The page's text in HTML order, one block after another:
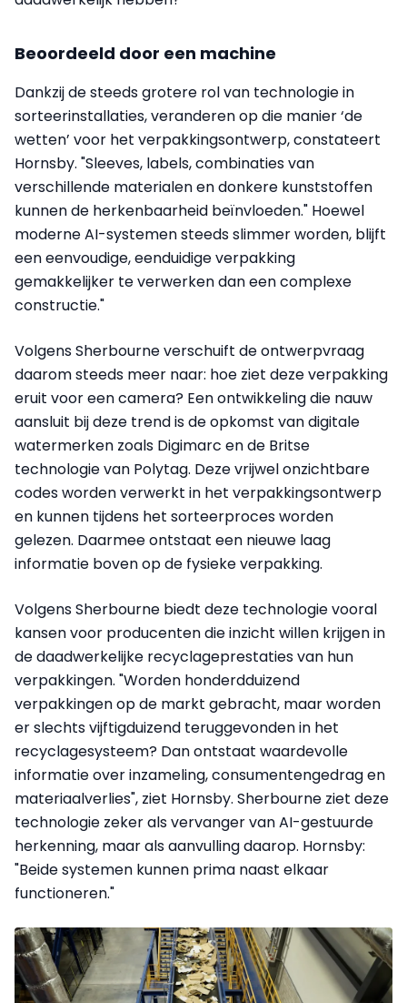
Beoordeeld door een machine
Dankzij de steeds grotere rol van technologie in
sorteerinstallaties, veranderen op die manier ‘de
wetten’ voor het verpakkingsontwerp, constateert
Hornsby. "Sleeves, labels, combinaties van
verschillende materialen en donkere kunststoffen
kunnen de herkenbaarheid beïnvloeden." Hoewel
moderne AI-systemen steeds slimmer worden, blijft
een eenvoudige, eenduidige verpakking
gemakkelijker te verwerken dan een complexe
constructie."
Volgens Sherbourne verschuift de ontwerpvraag
daarom steeds meer naar: hoe ziet deze verpakking
eruit voor een camera? Een ontwikkeling die nauw
aansluit bij deze trend is de opkomst van digitale
watermerken zoals Digimarc en de Britse
technologie van Polytag. Deze vrijwel onzichtbare
codes worden verwerkt in het verpakkingsontwerp
en kunnen tijdens het sorteerproces worden
gelezen. Daarmee ontstaat een nieuwe laag
informatie boven op de fysieke verpakking.
Volgens Sherbourne biedt deze technologie vooral
kansen voor producenten die inzicht willen krijgen in
de daadwerkelijke recyclageprestaties van hun
verpakkingen. "Worden honderdduizend
verpakkingen op de markt gebracht, maar worden
er slechts vijftigduizend teruggevonden in het
recyclagesysteem? Dan ontstaat waardevolle
informatie over inzameling, consumentengedrag en
materiaalverlies", ziet Hornsby. Sherbourne ziet deze
technologie zeker als vervanger van AI-gestuurde
herkenning, maar als aanvulling daarop. Hornsby:
"Beide systemen kunnen prima naast elkaar
functioneren."